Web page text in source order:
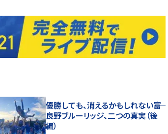
優勝しても、消えるかもしれない――富
良野ブルーリッジ、二つの真実（後
編）